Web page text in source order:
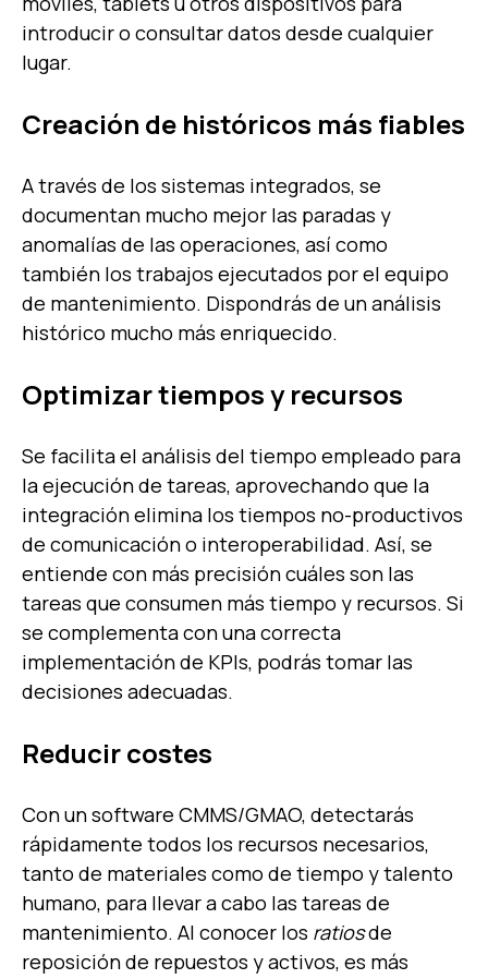
introducir o consultar datos desde cualquier
lugar.
Creación de históricos más fiables
A través de los sistemas integrados, se
documentan mucho mejor las paradas y
anomalías de las operaciones, así como
también los trabajos ejecutados por el equipo
de mantenimiento. Dispondrás de un análisis
histórico mucho más enriquecido.
Optimizar tiempos y recursos
Se facilita el análisis del tiempo empleado para
la ejecución de tareas, aprovechando que la
integración elimina los tiempos no-productivos
de comunicación o interoperabilidad. Así, se
entiende con más precisión cuáles son las
tareas que consumen más tiempo y recursos. Si
se complementa con una correcta
implementación de KPIs, podrás tomar las
decisiones adecuadas.
Reducir costes
Con un software CMMS/GMAO, detectarás
rápidamente todos los recursos necesarios,
tanto de materiales como de tiempo y talento
humano, para llevar a cabo las tareas de
mantenimiento. Al conocer los ratiosde
reposición de repuestos y activos, es más